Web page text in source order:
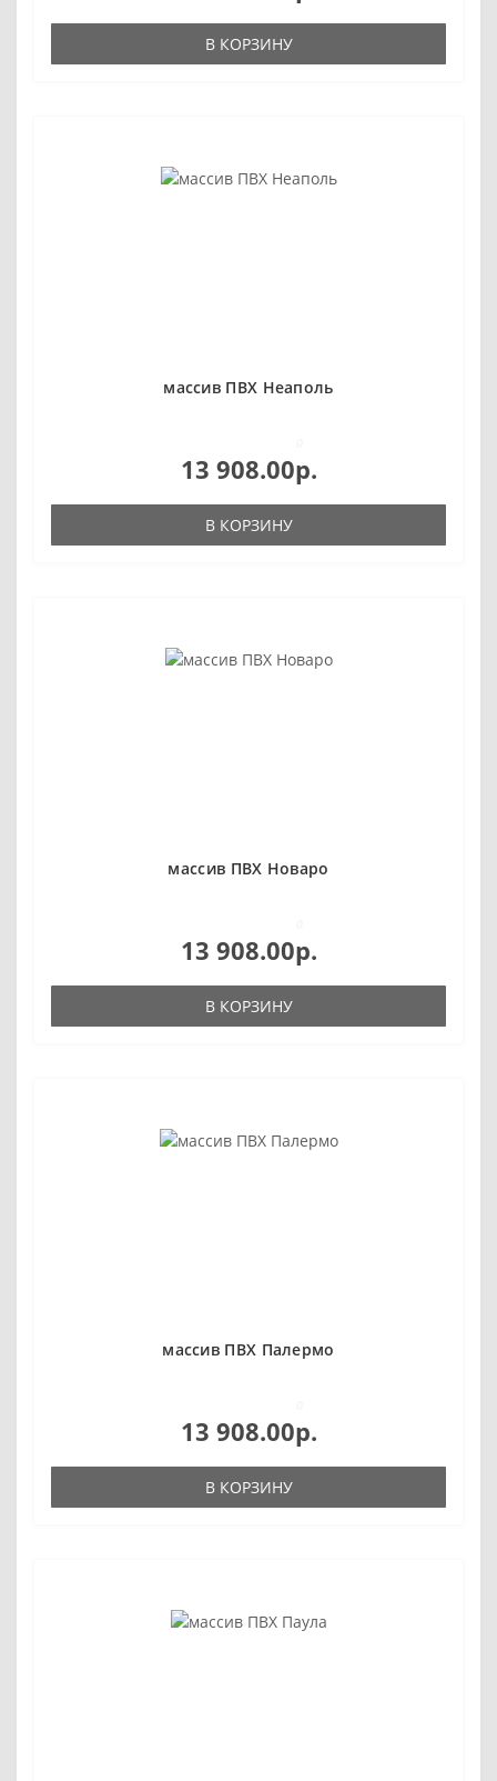
В КОРЗИНУ
массив ПВХ Неаполь
13 908.00р.
В КОРЗИНУ
массив ПВХ Новаро
13 908.00р.
В КОРЗИНУ
массив ПВХ Палермо
13 908.00р.
В КОРЗИНУ